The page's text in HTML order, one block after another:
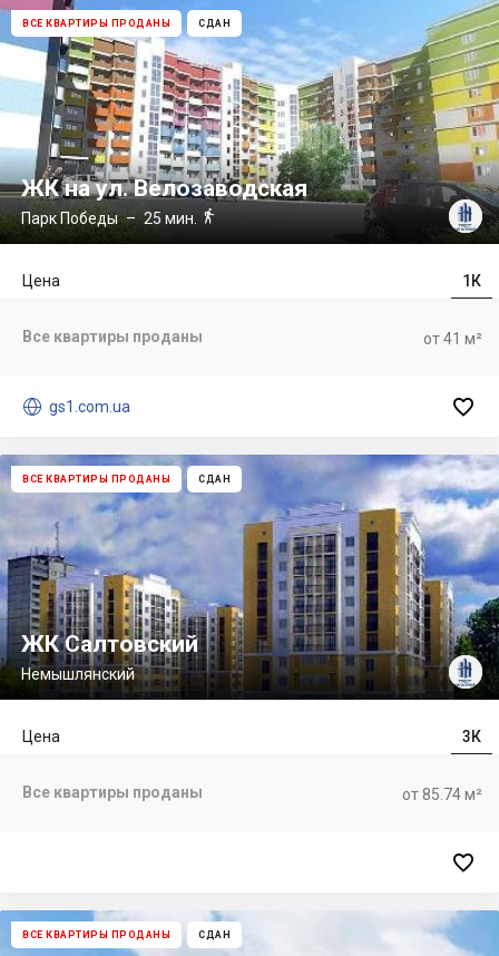
ВСЕ КВАРТИРЫ ПРОДАНЫ СДАН
ЖК на ул. Велозаводская
Парк Победы– 25 мин. 
1К
Цена
от 41 м²
Все квартиры проданы
 gs1.com.ua 
ВСЕ КВАРТИРЫ ПРОДАНЫ СДАН
ЖК Салтовский
Немышлянский
3К
Цена
от 85.74 м²
Все квартиры проданы

ВСЕ КВАРТИРЫ ПРОДАНЫ СДАН